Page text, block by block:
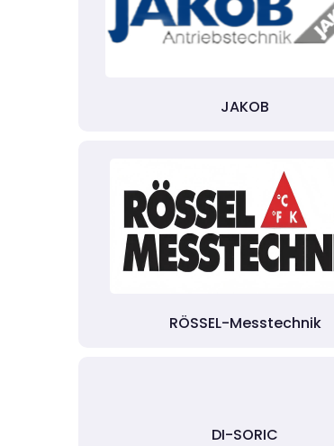
JAKOB
RÖSSEL-Messtechnik
DI-SORIC